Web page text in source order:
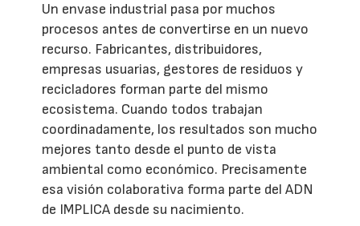
Un envase industrial pasa por muchos
procesos antes de convertirse en un nuevo
recurso. Fabricantes, distribuidores,
empresas usuarias, gestores de residuos y
recicladores forman parte del mismo
ecosistema. Cuando todos trabajan
coordinadamente, los resultados son mucho
mejores tanto desde el punto de vista
ambiental como económico. Precisamente
esa visión colaborativa forma parte del ADN
de IMPLICA desde su nacimiento.